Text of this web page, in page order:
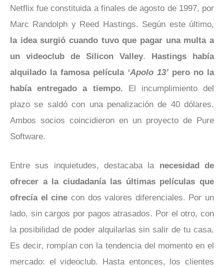
Netflix fue constituida a finales de agosto de 1997, por
Marc Randolph y Reed Hastings. Según este último,
la idea surgió cuando tuvo que pagar una multa a
un videoclub de Silicon Valley.
Hastings había
alquilado la famosa película‘Apolo 13’ pero no la
había entregado a tiempo. El incumplimiento del
plazo se saldó con una penalización de 40 dólares.
Ambos socios coincidieron en un proyecto de Pure
Software.
Entre sus inquietudes, destacaba la necesidad de
ofrecer a la ciudadanía las últimas películas que
ofrecía el cine con dos valores diferenciales. Por un
lado, sin cargos por pagos atrasados. Por el otro, con
la posibilidad de poder alquilarlas sin salir de tu casa.
Es decir, rompían con la tendencia del momento en el
mercado: el videoclub. Hasta entonces, los clientes